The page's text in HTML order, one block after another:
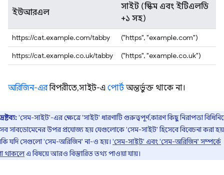
ইউআরএল
সাইট (স্কিম এবং ইটিএলডি
+১ সহ)
https://cat.example.com/tabby
("https", "example.com")
https://cat.example.co.uk/tabby
("https", "example.co.uk")
অরিজিন-এরবিপরীতে, সাইট-এ পোর্টঅন্তর্ভুক্ত থাকে না।
দ্রষ্টব্য:'সেম-সাইট'-এর ক্ষেত্রে 'সাইট' ধারণাটি গুরুত্বপূর্ণ, কারণ কিছু নিরাপত্তা
সাবডোমেনের উপর প্রযোজ্য হয় যেগুলোকে 'সেম-সাইট' হিসেবে বিবেচনা করা হয়,
যদি সেগুলো 'সেম-অরিজিন' না-ও হয়। 'সেম-সাইট' এবং 'সেম-অরিজিন' সম্পর্কে
থাকলেএ বিষয়ে আরও বিস্তারিত তথ্য পাওয়া যায়।